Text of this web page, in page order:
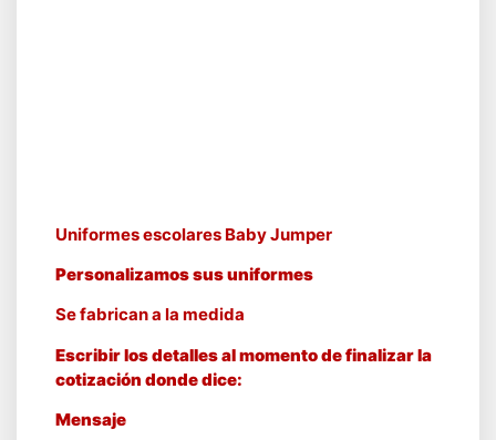
Uniformes escolares Baby Jumper
Personalizamos sus uniformes
Se fabrican a la medida
Escribir los detalles al momento de finalizar la
cotización donde dice:
Mensaje